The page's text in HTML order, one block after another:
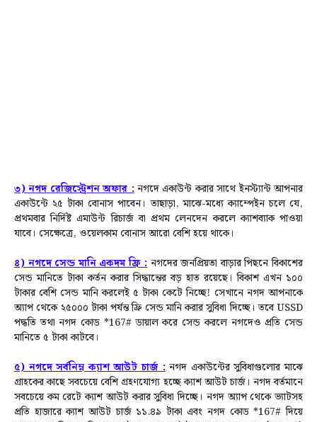
৩) নগদ রেজিস্ট্রেশন অফার : নগদে একাউন্ট করার সাথে ইনস্ট্যান্ট আপনার
একাউন্টে ২৫ টাকা বোনাস পাবেন। তাছাড়া, মাঝে-মধ্যে ক্যাম্পেইন চলে যে,
প্রথমবার নির্দিষ্ট এমাউন্ট রিচার্জ বা প্রথম লেনদেন করলে ক্যাশব্যাক পাওয়া
যাবে। সেক্ষেত্রে, ওয়েলকাম বোনাস আরো বেশি হয়ে থাকে।
৪) নগদে সেন্ড মানি একদম ফ্রি : নগদের জনপ্রিয়তা বাড়ার পিছনে বিকাশের
সেন্ড মানিতে টাকা কর্তন করার সিদ্ধান্তের বড় হাত রয়েছে। বিকাশ এখন ১০০
টাকার বেশি সেন্ড মানি করলেই ৫ টাকা কেটে নিচ্ছে! সেখানে নগদ আপনাকে
অ্যাপ থেকে ২৫০০০ টাকা পর্যন্ত ফ্রি সেন্ড মানি করার সুবিধা দিচ্ছে।তবে USSD
পদ্ধতি তথা নগদ কোড *167# ডায়াল করে সেন্ড করলে নগদেও প্রতি সেন্ড
মানিতে ৫ টাকা কাটবে।
৫) নগদে সর্বনিম্ন ক্যাশ আউট চার্জ : নগদ একাউন্টের সুবিধাগুলোর মাঝে
গ্রাহকের কাছে সবচেয়ে বেশি গ্রহণযোগ্য হচ্ছে ক্যাশ আউট চার্জ। নগদ বর্তমানে
সবচেয়ে কম রেটে ক্যাশ আউট করার সুবিধা দিচ্ছে। নগদ অ্যাপ থেকে ভ্যাটসহ
প্রতি হাজারে ক্যাশ আউট চার্জ ১১.৪৯ টাকা এবং নগদ কোড *167# দিয়ে